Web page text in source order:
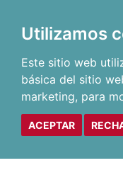
Utilizamos
Este sitio web
básica del sitio
marketing, para
ACEPTAR